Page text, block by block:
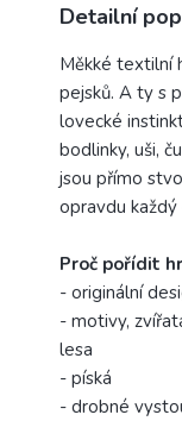
Detailní
Měkké textilní
pejsků. A ty s
lovecké
bodlinky, uši,
jsou přímo
opravdu každý
Proč pořídit
- originální
- motivy,
lesa
- píská
- drobné